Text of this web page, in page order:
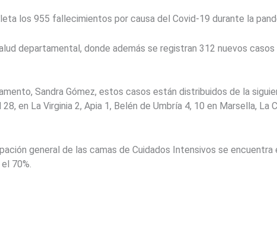
los 955 fallecimientos por causa del Covid-19 durante la
departamental, donde además se registran 312 nuevos casos
Sandra Gómez, estos casos están distribuidos de la
en La Virginia 2, Apia 1, Belén de Umbría 4, 10 en Marsella, La
general de las camas de Cuidados Intensivos se encuentra
70%.